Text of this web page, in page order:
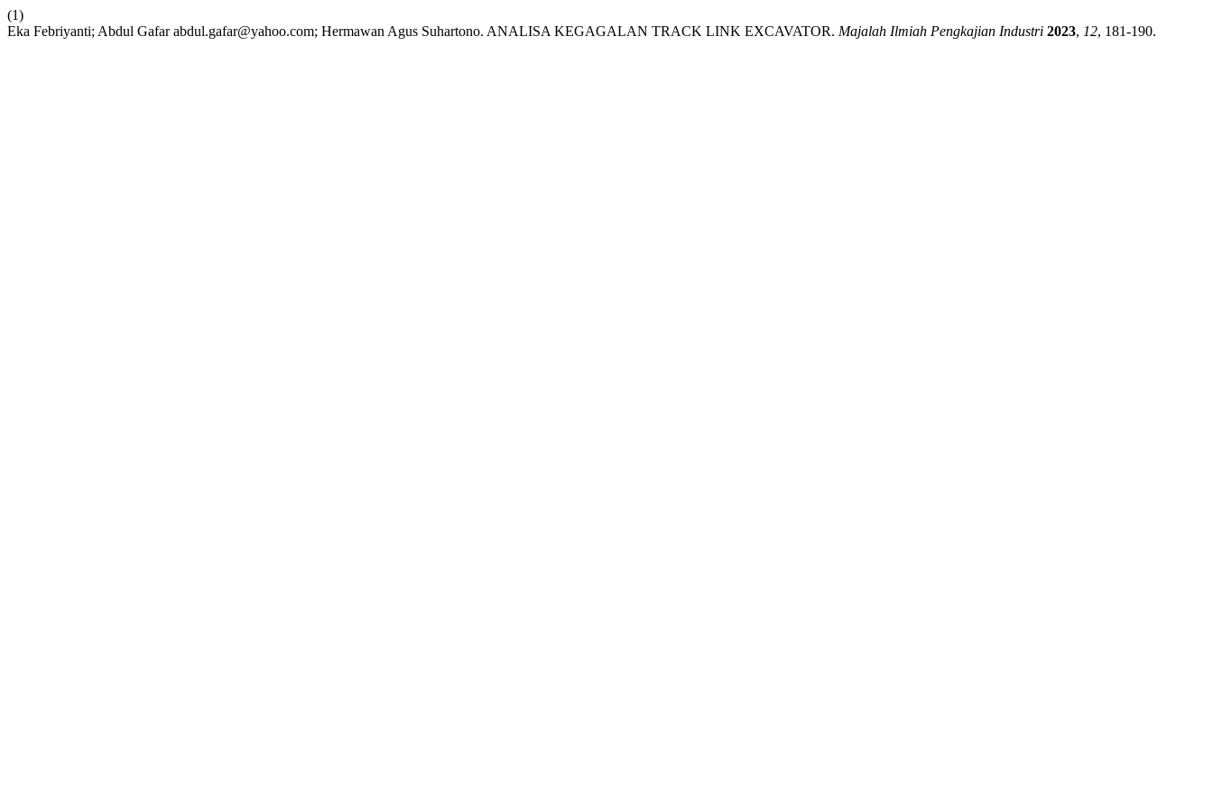
(1)
Eka Febriyanti; Abdul Gafar abdul.gafar@yahoo.com; Hermawan Agus Suhartono. ANALISA KEGAGALAN TRACK LINK EXCAVATOR. Majalah Ilmiah Pengkajian Industri 2023, 12, 181-190.